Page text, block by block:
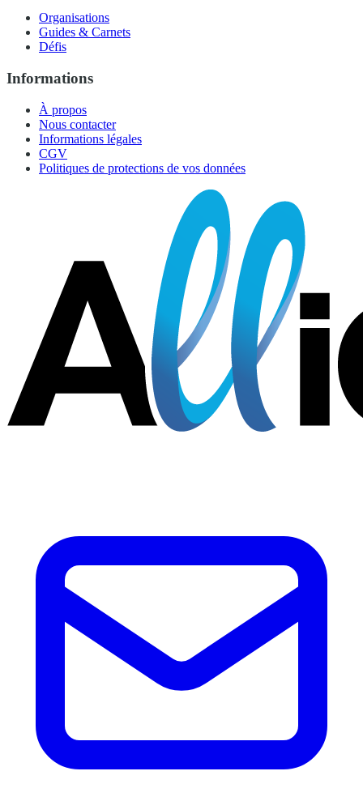
Organisations
Guides & Carnets
Défis
Informations
À propos
Nous contacter
Informations légales
CGV
Politiques de protections de vos données